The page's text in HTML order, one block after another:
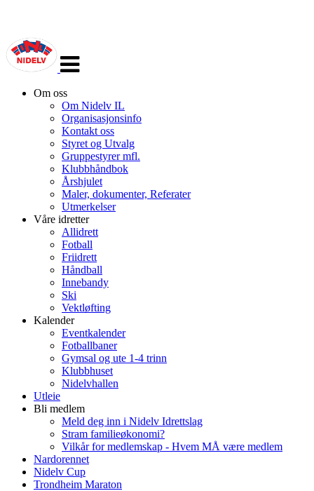
navigasjon
Om oss
Om Nidelv IL
Organisasjonsinfo
Kontakt oss
Styret og Utvalg
Gruppestyrer mfl.
Klubbhåndbok
Årshjulet
Maler, dokumenter, Referater
Utmerkelser
Våre idretter
Allidrett
Fotball
Friidrett
Håndball
Innebandy
Ski
Vektløfting
Kalender
Eventkalender
Fotballbaner
Gymsal og ute 1-4 trinn
Klubbhuset
Nidelvhallen
Utleie
Bli medlem
Meld deg inn i Nidelv Idrettslag
Stram familieøkonomi?
Vilkår for medlemskap - Hvem MÅ være medlem
Nardorennet
Nidelv Cup
Trondheim Maraton